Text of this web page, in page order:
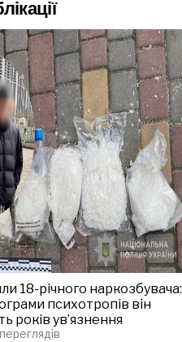
18-річного наркозбувача:
психотропів він
років ув’язнення